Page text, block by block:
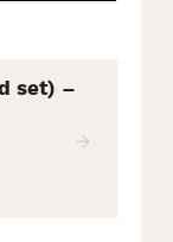
set) –